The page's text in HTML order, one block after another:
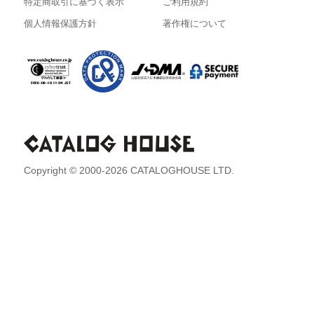
Copyright © 2000-2026 CATALOGHOUSE LTD.
個人情報保護方針 著作権について